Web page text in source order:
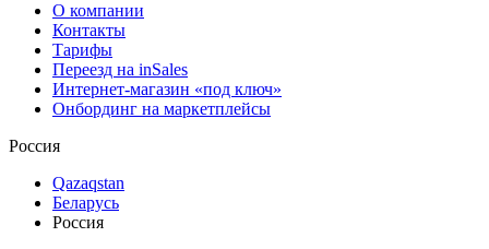
О компании
Контакты
Тарифы
Переезд на inSales
Интернет-магазин «под ключ»
Онбординг на маркетплейсы
Россия
Qazaqstan
Беларусь
Россия